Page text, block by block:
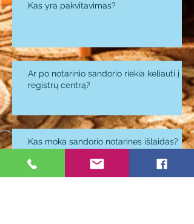
Kas yra pakvitavimas?
Ar po notarinio sandorio riekia keliauti į
registrų centrą?
Kas moka sandorio notarines išlaidas?